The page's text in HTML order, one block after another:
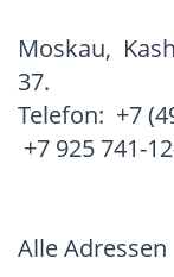
Moskau,
37.
Telefon: +7
+7 925 741-
Alle Adressen